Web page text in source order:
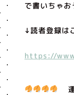
で書いちゃお
↓読者登録は
https://
運